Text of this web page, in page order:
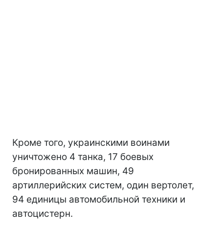
Кроме того, украинскими воинами
уничтожено 4 танка, 17 боевых
бронированных машин, 49
артиллерийских систем, один вертолет,
94 единицы автомобильной техники и
автоцистерн.